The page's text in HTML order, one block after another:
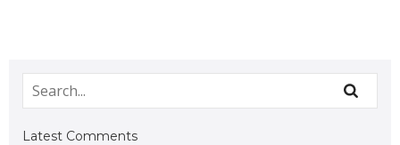
Latest Comments